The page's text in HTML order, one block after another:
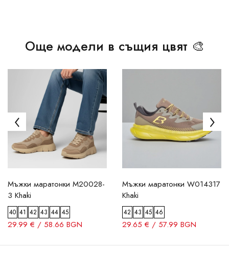
Още модели в същия цвят 🎨
Мъжки маратонки M20028-
3 Khaki
40 41 42 43 44 45
29.99 € / 58.66 BGN
Мъжки маратонки W014317
Khaki
42 43 45 46
29.65 € / 57.99 BGN